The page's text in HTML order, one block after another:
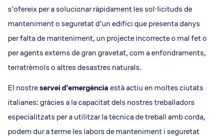
s’ofereix per a solucionar ràpidament les sol·licituds de
manteniment o seguretat d’un edifici que presenta danys
per falta de manteniment, un projecte incorrecte o mal fet o
per agents externs de gran gravetat, com a enfondraments,
terratrèmols o altres desastres naturals.
El nostreservei d’emergènciaestà actiu en moltes ciutats
italianes: gràcies a la capacitat dels nostres treballadors
especialitzats per a utilitzar la tècnica de treball amb corda,
podem dur a terme les labors de manteniment i seguretat